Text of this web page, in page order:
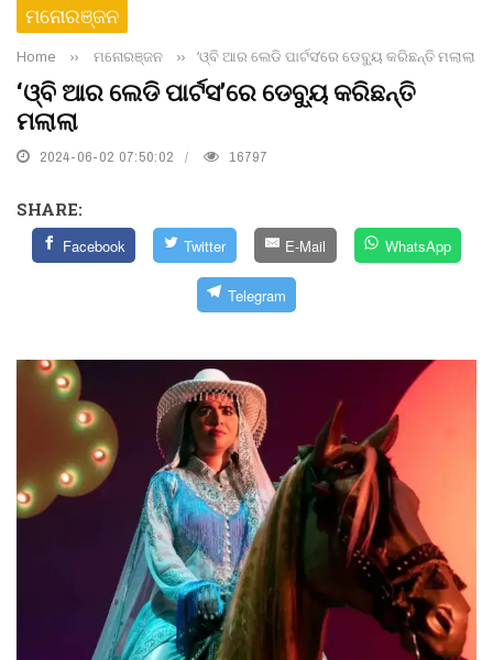
ମନୋରଞ୍ଜନ
Home ›› ମନୋରଞ୍ଜନ ›› ‘ଓ୍ବି ଆର ଲେଡି ପାର୍ଟସ’ରେ ଡେବ୍ୟୁ କରିଛନ୍ତି ମଲାଲା
‘ଓ୍ବି ଆର ଲେଡି ପାର୍ଟସ’ରେ ଡେବ୍ୟୁ କରିଛନ୍ତି
ମଲାଲା
2024-06-02 07:50:02 16797
SHARE:
Facebook Twitter E-Mail WhatsApp
Telegram